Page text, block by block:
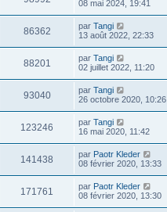
08 mai 2024, 19:41
86362 par Tangi
13 août 2022, 22:33
88201 par Tangi
02 juillet 2022, 11:20
93040 par Tangi
26 octobre 2020, 10:26
123246 par Tangi
16 mai 2020, 11:42
141438 par Paotr Kleder
08 février 2020, 13:33
171761 par Paotr Kleder
08 février 2020, 13:30